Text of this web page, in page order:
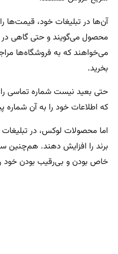
آن‌ها در تبلیغات خود، قیمت‌ها را
محصول می‌گویند و حتی گاهی در
می‌خواهند که به فروشگاه‌ها
بخرید.
حتی بعید نیست شماره تماسی را
که اطلاعات خود را به آن شماره
اما محصولات لوکس، در
برند را افزایش دهند.
خاص بودن و بی‌رقیب بودن خود